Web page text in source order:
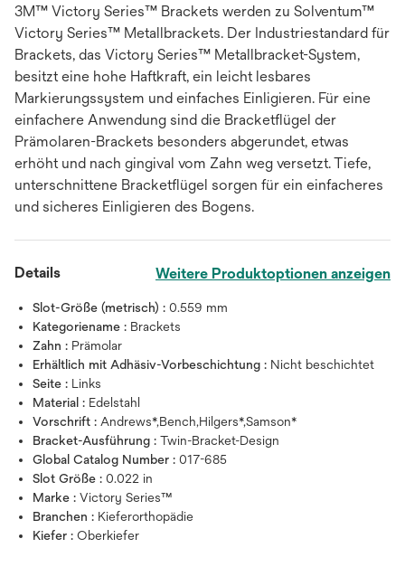
3M™ Victory Series™ Brackets werden zu Solventum™
Victory Series™ Metallbrackets. Der Industriestandard für
Brackets, das Victory Series™ Metallbracket-System,
besitzt eine hohe Haftkraft, ein leicht lesbares
Markierungssystem und einfaches Einligieren. Für eine
einfachere Anwendung sind die Bracketflügel der
Prämolaren-Brackets besonders abgerundet, etwas
erhöht und nach gingival vom Zahn weg versetzt. Tiefe,
unterschnittene Bracketflügel sorgen für ein einfacheres
und sicheres Einligieren des Bogens.
Details Weitere Produktoptionen anzeigen
Slot-Größe (metrisch) : 0.559 mm
Kategoriename : Brackets
Zahn : Prämolar
Erhältlich mit Adhäsiv-Vorbeschichtung : Nicht beschichtet
Seite : Links
Material : Edelstahl
Vorschrift : Andrews*,Bench,Hilgers*,Samson*
Bracket-Ausführung : Twin-Bracket-Design
Global Catalog Number : 017-685
Slot Größe : 0.022 in
Marke : Victory Series™
Branchen : Kieferorthopädie
Kiefer : Oberkiefer